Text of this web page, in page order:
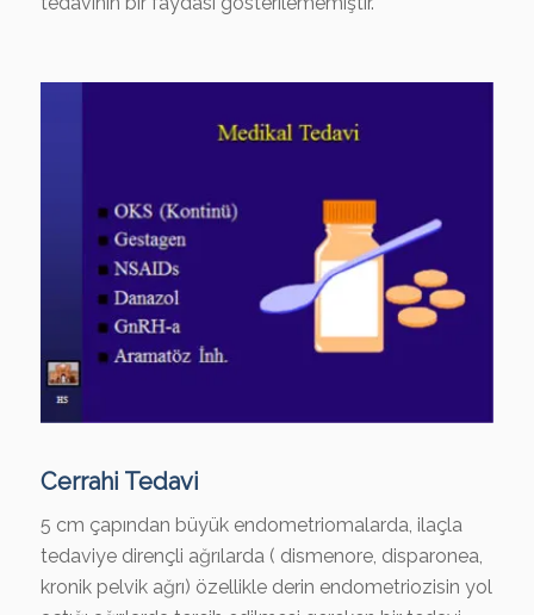
Cerrahi Tedavi
5 cm çapından büyük endometriomalarda, ilaçla
tedaviye dirençli ağrılarda ( dismenore, disparonea,
kronik pelvik ağrı) özellikle derin endometriozisin yol